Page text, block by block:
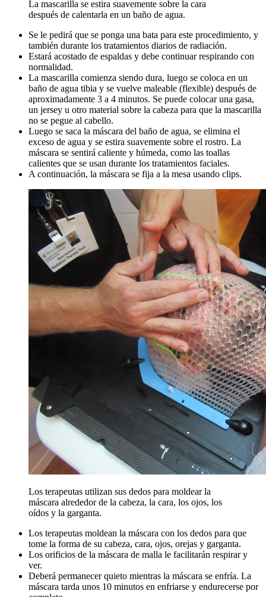
La mascarilla se estira suavemente sobre la cara
después de calentarla en un baño de agua.
Se le pedirá que se ponga una bata para este procedimiento, y
también durante los tratamientos diarios de radiación.
Estará acostado de espaldas y debe continuar respirando con
normalidad.
La mascarilla comienza siendo dura, luego se coloca en un
baño de agua tibia y se vuelve maleable (flexible) después de
aproximadamente 3 a 4 minutos. Se puede colocar una gasa,
un jersey u otro material sobre la cabeza para que la mascarilla
no se pegue al cabello.
Luego se saca la máscara del baño de agua, se elimina el
exceso de agua y se estira suavemente sobre el rostro. La
máscara se sentirá caliente y húmeda, como las toallas
calientes que se usan durante los tratamientos faciales.
A continuación, la máscara se fija a la mesa usando clips.
Los terapeutas utilizan sus dedos para moldear la
máscara alrededor de la cabeza, la cara, los ojos, los
oídos y la garganta.
Los terapeutas moldean la máscara con los dedos para que
tome la forma de su cabeza, cara, ojos, orejas y garganta.
Los orificios de la máscara de malla le facilitarán respirar y
ver.
Deberá permanecer quieto mientras la máscara se enfría. La
máscara tarda unos 10 minutos en enfriarse y endurecerse por